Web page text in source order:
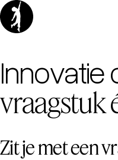
Innovatie
vraagstuk
Zit je met een